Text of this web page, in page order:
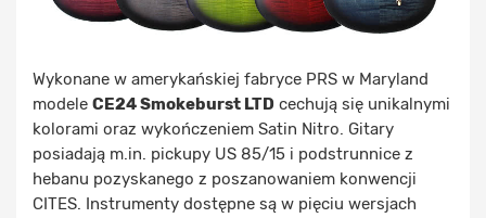
Wykonane w amerykańskiej fabryce PRS w Maryland
modele CE24 Smokeburst LTD cechują się unikalnymi
kolorami oraz wykończeniem Satin Nitro. Gitary
posiadają m.in. pickupy US 85/15 i podstrunnice z
hebanu pozyskanego z poszanowaniem konwencji
CITES. Instrumenty dostępne są w pięciu wersjach